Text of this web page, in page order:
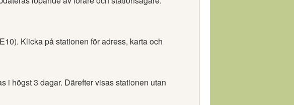
Klicka på stationen för adress, karta och
i högst 3 dagar. Därefter visas stationen utan